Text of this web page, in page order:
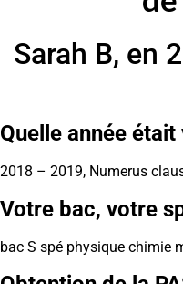
Sarah B, en
Quelle année
2018 – 2019, Numerus
Votre bac, votre
bac S spé physique chimie